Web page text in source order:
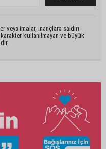
veya imalar, inançlara saldırı
kullanılmayan ve büyük